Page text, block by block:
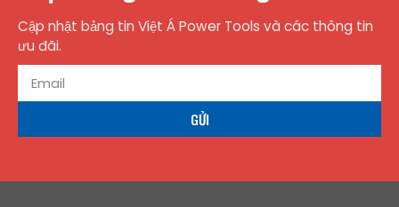
Cập nhật bảng tin Việt Á Power Tools và các thông tin
ưu đãi.
GỬI